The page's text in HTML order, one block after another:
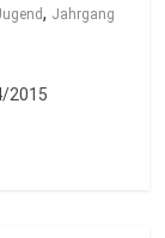
, Jahrgang
2015